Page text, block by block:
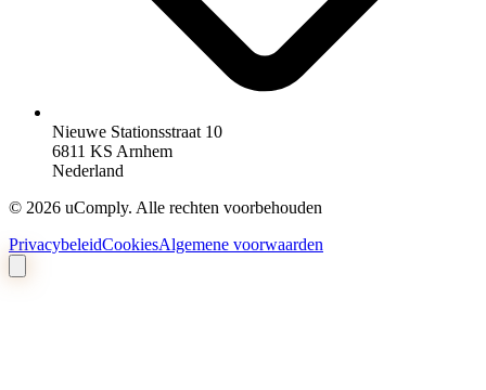
Nieuwe Stationsstraat 10
6811 KS Arnhem
Nederland
© 2026 uComply. Alle rechten voorbehouden
PrivacybeleidCookiesAlgemene voorwaarden